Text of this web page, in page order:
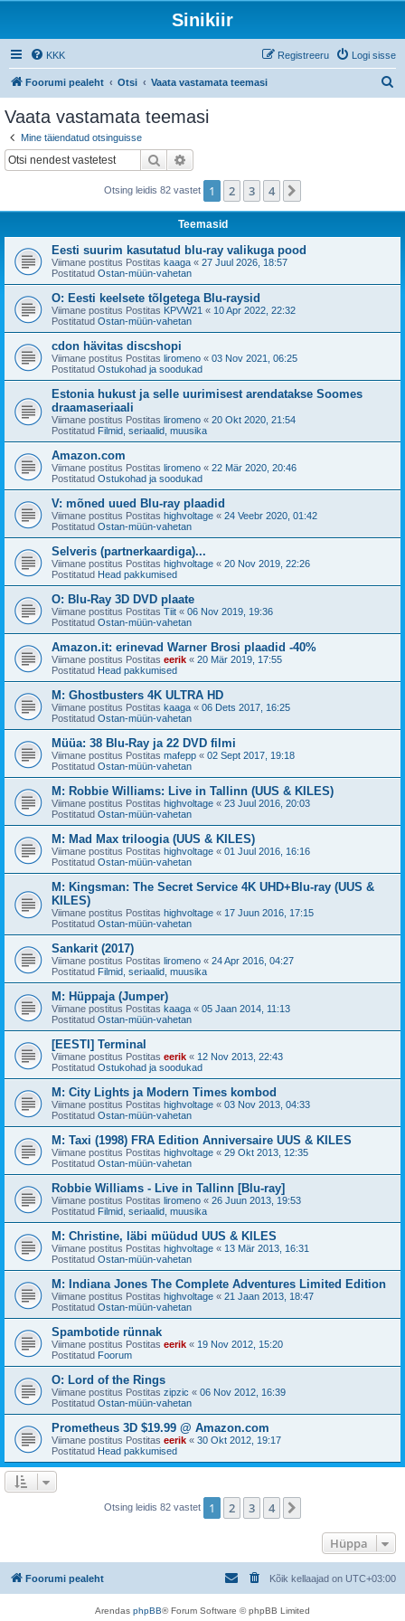
Sinikiir
KKK Logi sisse
Registreeru
Foorumi pealeht Otsi Vaata vastamata teemasi
Vaata vastamata teemasi
Mine täiendatud otsinguisse
Otsi
Otsing leidis 82 vastet 1 2 3 4
Teemasid
Eesti suurim kasutatud blu-ray valikuga pood
Viimane postitus Postitas kaaga « 27 Juul 2026, 18:57
Postitatud Ostan-müün-vahetan
O: Eesti keelsete tõlgetega Blu-raysid
Viimane postitus Postitas KPVW21 « 10 Apr 2022, 22:32
Postitatud Ostan-müün-vahetan
cdon hävitas discshopi
Viimane postitus Postitas liromeno « 03 Nov 2021, 06:25
Postitatud Ostukohad ja soodukad
Estonia hukust ja selle uurimisest arendatakse Soomes
draamaseriaali
Viimane postitus Postitas liromeno « 20 Okt 2020, 21:54
Postitatud Filmid, seriaalid, muusika
Amazon.com
Viimane postitus Postitas liromeno « 22 Mär 2020, 20:46
Postitatud Ostukohad ja soodukad
V: mõned uued Blu-ray plaadid
Viimane postitus Postitas highvoltage « 24 Veebr 2020, 01:42
Postitatud Ostan-müün-vahetan
Selveris (partnerkaardiga)...
Viimane postitus Postitas highvoltage « 20 Nov 2019, 22:26
Postitatud Head pakkumised
O: Blu-Ray 3D DVD plaate
Viimane postitus Postitas Tiit « 06 Nov 2019, 19:36
Postitatud Ostan-müün-vahetan
Amazon.it: erinevad Warner Brosi plaadid -40%
Viimane postitus Postitas eerik « 20 Mär 2019, 17:55
Postitatud Head pakkumised
M: Ghostbusters 4K ULTRA HD
Viimane postitus Postitas kaaga « 06 Dets 2017, 16:25
Postitatud Ostan-müün-vahetan
Müüa: 38 Blu-Ray ja 22 DVD filmi
Viimane postitus Postitas mafepp « 02 Sept 2017, 19:18
Postitatud Ostan-müün-vahetan
M: Robbie Williams: Live in Tallinn (UUS & KILES)
Viimane postitus Postitas highvoltage « 23 Juul 2016, 20:03
Postitatud Ostan-müün-vahetan
M: Mad Max triloogia (UUS & KILES)
Viimane postitus Postitas highvoltage « 01 Juul 2016, 16:16
Postitatud Ostan-müün-vahetan
M: Kingsman: The Secret Service 4K UHD+Blu-ray (UUS &
KILES)
Viimane postitus Postitas highvoltage « 17 Juun 2016, 17:15
Postitatud Ostan-müün-vahetan
Sankarit (2017)
Viimane postitus Postitas liromeno « 24 Apr 2016, 04:27
Postitatud Filmid, seriaalid, muusika
M: Hüppaja (Jumper)
Viimane postitus Postitas kaaga « 05 Jaan 2014, 11:13
Postitatud Ostan-müün-vahetan
[EESTI] Terminal
Viimane postitus Postitas eerik « 12 Nov 2013, 22:43
Postitatud Ostukohad ja soodukad
M: City Lights ja Modern Times kombod
Viimane postitus Postitas highvoltage « 03 Nov 2013, 04:33
Postitatud Ostan-müün-vahetan
M: Taxi (1998) FRA Edition Anniversaire UUS & KILES
Viimane postitus Postitas highvoltage « 29 Okt 2013, 12:35
Postitatud Ostan-müün-vahetan
Robbie Williams - Live in Tallinn [Blu-ray]
Viimane postitus Postitas liromeno « 26 Juun 2013, 19:53
Postitatud Filmid, seriaalid, muusika
M: Christine, läbi müüdud UUS & KILES
Viimane postitus Postitas highvoltage « 13 Mär 2013, 16:31
Postitatud Ostan-müün-vahetan
M: Indiana Jones The Complete Adventures Limited Edition
Viimane postitus Postitas highvoltage « 21 Jaan 2013, 18:47
Postitatud Ostan-müün-vahetan
Spambotide rünnak
Viimane postitus Postitas eerik « 19 Nov 2012, 15:20
Postitatud Foorum
O: Lord of the Rings
Viimane postitus Postitas zipzic « 06 Nov 2012, 16:39
Postitatud Ostan-müün-vahetan
Prometheus 3D $19.99 @ Amazon.com
Viimane postitus Postitas eerik « 30 Okt 2012, 19:17
Postitatud Head pakkumised
Otsing leidis 82 vastet 1 2 3 4
Hüppa
Foorumi pealeht Kõik kellaajad on UTC+03:00
Arendas phpBB® Forum Software © phpBB Limited